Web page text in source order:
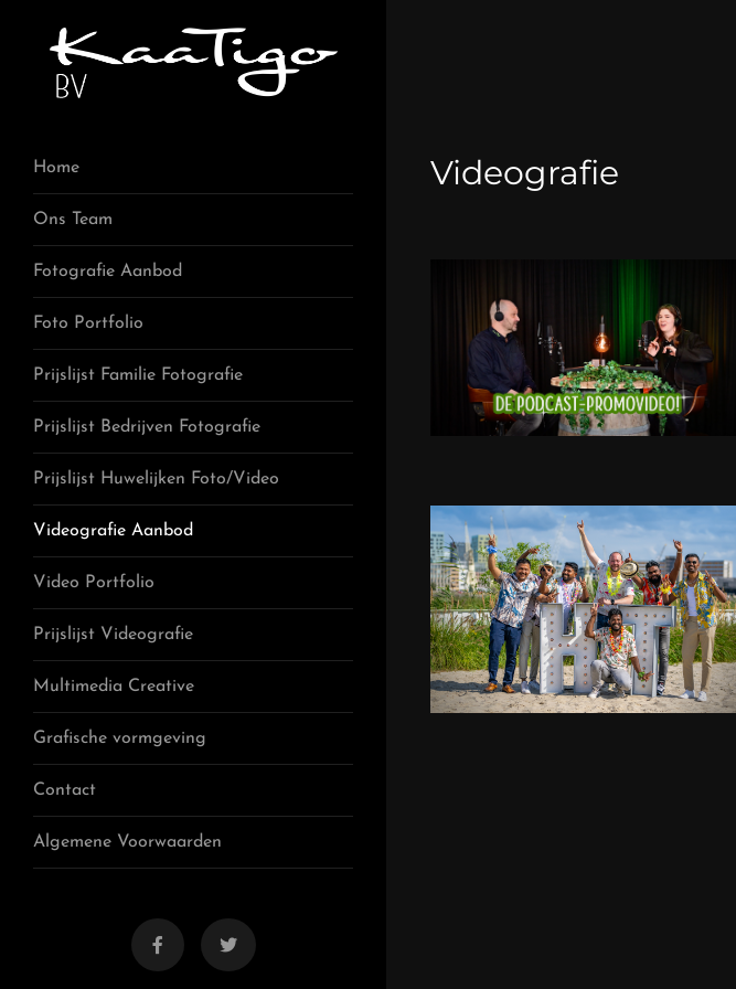
Home
Ons Team
Fotografie Aanbod
Foto Portfolio
Prijslijst Familie Fotografie
Prijslijst Bedrijven Fotografie
Prijslijst Huwelijken Foto/Video
Videografie Aanbod
Video Portfolio
Prijslijst Videografie
Multimedia Creative
Grafische vormgeving
Contact
Algemene Voorwaarden
Videografie
Podcast-Promovideo